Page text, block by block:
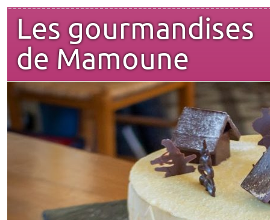
Les gourmandises
de Mamoune